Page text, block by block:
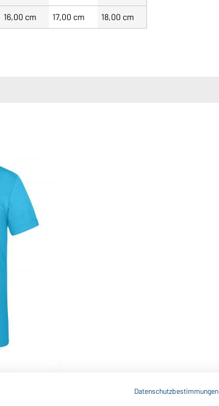
16,00 cm 17,00 cm 18,00 cm
Datenschutzbestimmungen